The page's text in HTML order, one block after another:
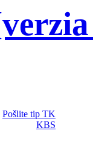
Pošlite tip TK
KBS